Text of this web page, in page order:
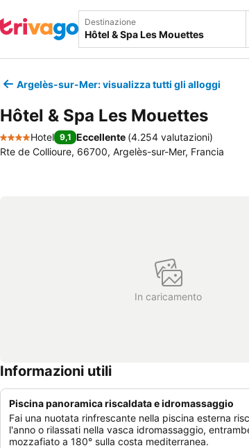
Destinazione
Argelès-sur-Mer: visualizza tutti gli alloggi
Hôtel & Spa Les Mouettes
4 Stelle
Hotel 9,1 Eccellente (4.254 valutazioni)
Rte de Collioure, 66700, Argelès-sur-Mer, Francia
In caricamento
Informazioni utili
Piscina panoramica riscaldata e idromassaggio
Fai una nuotata rinfrescante nella piscina esterna
l'anno o rilassati nella vasca idromassaggio,
mozzafiato a 180° sulla costa mediterranea.